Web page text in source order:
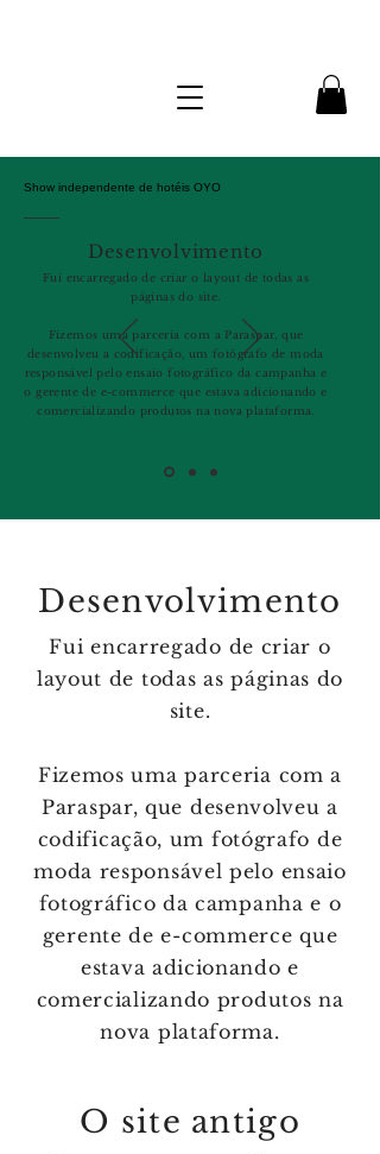
Show independente de hotéis OYO
Desenvolvimento
Fui encarregado de criar o layout de todas as
páginas do site.
Fizemos uma parceria com a Paraspar, que
desenvolveu a codificação, um fotógrafo de moda
responsável pelo ensaio fotográfico da campanha e
o gerente de e-commerce que estava adicionando e
comercializando produtos na nova plataforma.
Desenvolvimento
Fui encarregado de criar o
layout de todas as páginas do
site.
Fizemos uma parceria com a
Paraspar, que desenvolveu a
codificação, um fotógrafo de
moda responsável pelo ensaio
fotográfico da campanha e o
gerente de e-commerce que
estava adicionando e
comercializando produtos na
nova plataforma.
O site antigo